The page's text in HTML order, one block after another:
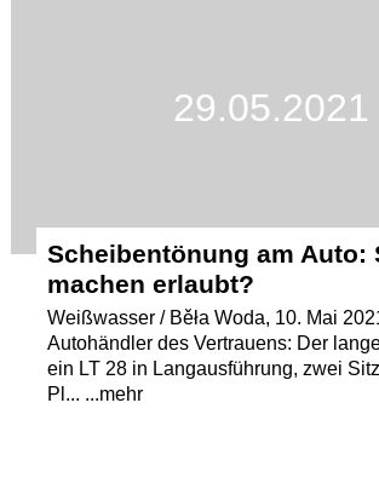
29.05.2021
Scheibentönung am Auto:
machen erlaubt?
Weißwasser / Běła Woda, 10. Mai
Autohändler des Vertrauens: Der
ein LT 28 in Langausführung, zwei
Pl... ...mehr